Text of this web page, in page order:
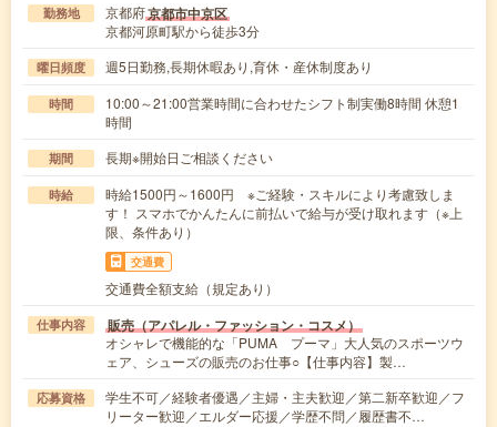
勤務地 京都府京都市中京区
京都河原町駅から徒歩3分
曜日頻度 週5日勤務,長期休暇あり,育休・産休制度あり
時間
10:00～21:00営業時間に合わせたシフト制実働8時間 休憩1
時間
期間 長期※開始日ご相談ください
時給
時給1500円～1600円 ※ご経験・スキルにより考慮致しま
す！ スマホでかんたんに前払いで給与が受け取れます（※上
限、条件あり）
交通費
交通費全額支給（規定あり）
仕事内容 販売（アパレル・ファッション・コスメ）
オシャレで機能的な「PUMA プーマ」大人気のスポーツウ
ェア、シューズの販売のお仕事○【仕事内容】製…
応募資格
学生不可／経験者優遇／主婦・主夫歓迎／第二新卒歓迎／フ
リーター歓迎／エルダー応援／学歴不問／履歴書不…